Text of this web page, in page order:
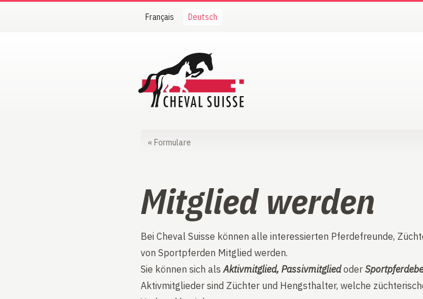
Français Deutsch
Cheval Suisse
« Formulare
Mitglied werden
Bei Cheval Suisse können alle interessierten Pferdefreunde,
von Sportpferden Mitglied werden.
Sie können sich alsAktivmitglied, Passivmitgliedoder
Aktivmitglieder sind Züchter und Hengsthalter, welche